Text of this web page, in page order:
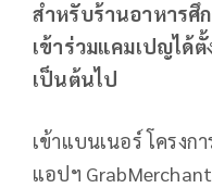
สำหรับร้านอาหารศึ
เข้าร่วมแคมเปญได้
เป็นต้นไป
เข้าแบนเนอร์ โครง
แอปฯ GrabMerchant